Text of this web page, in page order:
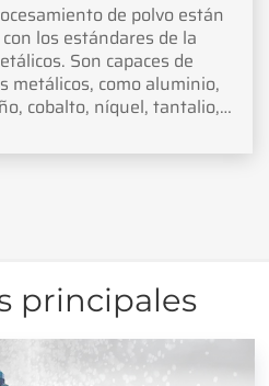
de polvo están
los estándares de la
Son capaces de
metálicos, como aluminio,
cobalto, níquel, tantalio,
principales